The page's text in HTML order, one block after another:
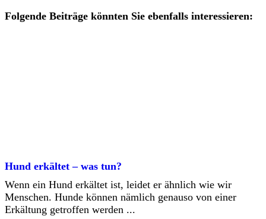
Folgende Beiträge könnten Sie ebenfalls interessieren:
Hund erkältet – was tun?
Wenn ein Hund erkältet ist, leidet er ähnlich wie wir
Menschen. Hunde können nämlich genauso von einer
Erkältung getroffen werden ...